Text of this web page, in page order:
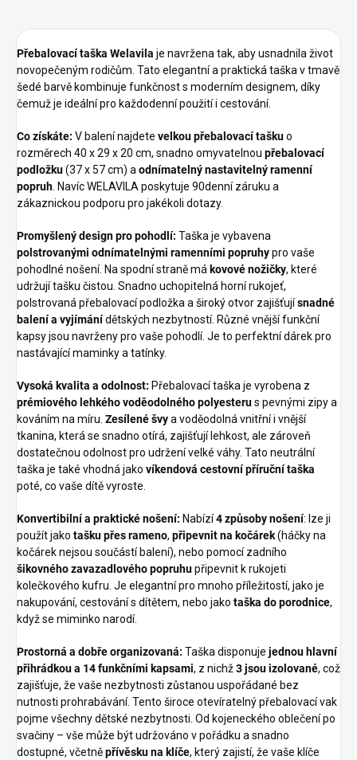
Přebalovací taška Welavila je navržena tak, aby usnadnila život
novopečeným rodičům. Tato elegantní a praktická taška v tmavě
šedé barvě kombinuje funkčnost s moderním designem, díky
čemuž je ideální pro každodenní použití i cestování.
Co získáte: V balení najdete velkou přebalovací taškuo
rozměrech 40 x 29 x 20 cm, snadno omyvatelnou přebalovací
podložku(37 x 57 cm) aodnímatelný nastavitelný ramenní
popruh. Navíc WELAVILA poskytuje 90denní záruku a
zákaznickou podporu pro jakékoli dotazy.
Promyšlený design pro pohodlí: Taška je vybavena
polstrovanými odnímatelnými ramenními popruhypro vaše
pohodlné nošení. Na spodní straně má kovové nožičky, které
udržují tašku čistou. Snadno uchopitelná horní rukojeť,
polstrovaná přebalovací podložka a široký otvor zajišťujísnadné
balení a vyjímánídětských nezbytností. Různé vnější funkční
kapsy jsou navrženy pro vaše pohodlí. Je to perfektní dárek pro
nastávající maminky a tatínky.
Vysoká kvalita a odolnost: Přebalovací taška je vyrobena z
prémiového lehkého voděodolného polyesterus pevnými zipy a
kováním na míru. Zesílené švya voděodolná vnitřní i vnější
tkanina, která se snadno otírá, zajišťují lehkost, ale zároveň
dostatečnou odolnost pro udržení velké váhy. Tato neutrální
taška je také vhodná jako víkendová cestovní příruční taška
poté, co vaše dítě vyroste.
Konvertibilní a praktické nošení: Nabízí4 způsoby nošení: lze ji
použít jako tašku přes rameno, připevnit na kočárek(háčky na
kočárek nejsou součástí balení), nebo pomocí zadního
šikovného zavazadlového popruhupřipevnit k rukojeti
kolečkového kufru. Je elegantní pro mnoho příležitostí, jako je
nakupování, cestování s dítětem, nebo jako taška do porodnice,
když se miminko narodí.
Prostorná a dobře organizovaná: Taška disponuje jednou hlavní
přihrádkou a 14 funkčními kapsami, z nichž3 jsou izolované, což
zajišťuje, že vaše nezbytnosti zůstanou uspořádané bez
nutnosti prohrabávání. Tento široce otevíratelný přebalovací vak
pojme všechny dětské nezbytnosti. Od kojeneckého oblečení po
svačiny – vše může být udržováno v pořádku a snadno
dostupné, včetněpřívěsku na klíče, který zajistí, že vaše klíče